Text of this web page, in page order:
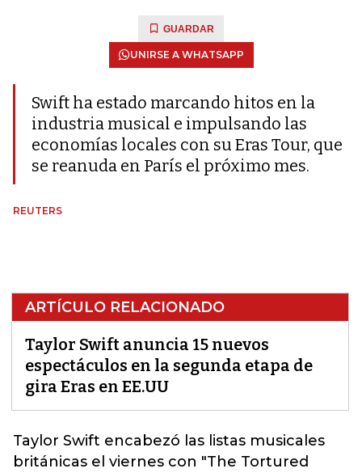
GUARDAR
UNIRSE A WHATSAPP
Swift ha estado marcando hitos en la
industria musical e impulsando las
economías locales con su Eras Tour, que
se reanuda en París el próximo mes.
REUTERS
ARTÍCULO RELACIONADO
Taylor Swift anuncia 15 nuevos
espectáculos en la segunda etapa de
gira Eras en EE.UU
Taylor Swift encabezó las listas musicales
británicas el viernes con "The Tortured